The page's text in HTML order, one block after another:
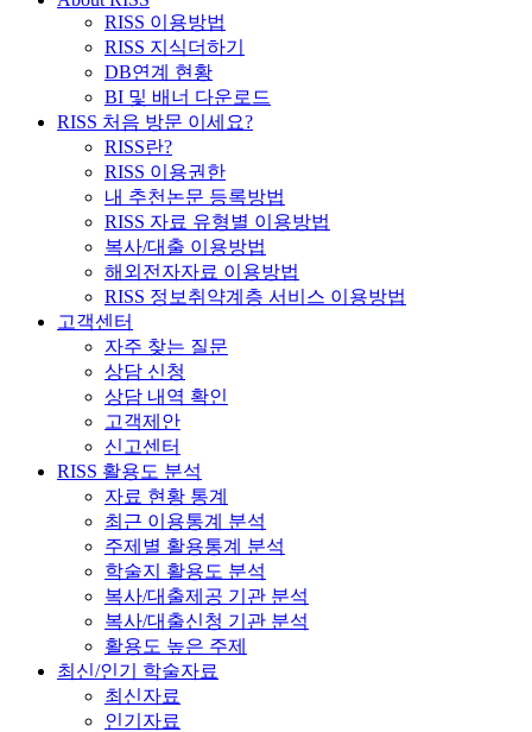
RISS 이용방법
RISS 지식더하기
DB연계 현황
BI 및 배너 다운로드
RISS 처음 방문 이세요?
RISS란?
RISS 이용권한
내 추천논문 등록방법
RISS 자료 유형별 이용방법
복사/대출 이용방법
해외전자자료 이용방법
RISS 정보취약계층 서비스 이용방법
고객센터
자주 찾는 질문
상담 신청
상담 내역 확인
고객제안
신고센터
RISS 활용도 분석
자료 현황 통계
최근 이용통계 분석
주제별 활용통계 분석
학술지 활용도 분석
복사/대출제공 기관 분석
복사/대출신청 기관 분석
활용도 높은 주제
최신/인기 학술자료
최신자료
인기자료